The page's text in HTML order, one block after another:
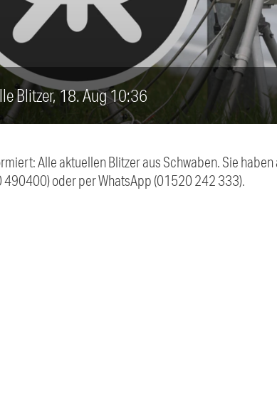
Blitzer, 18. Aug 10:36
Alle aktuellen Blitzer aus Schwaben. Sie
490400) oder per WhatsApp (01520 242 333).